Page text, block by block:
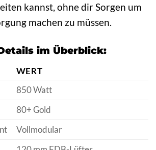
kannst, ohne dir Sorgen um
machen zu müssen.
im Überblick:
WERT
850 Watt
80+ Gold
Vollmodular